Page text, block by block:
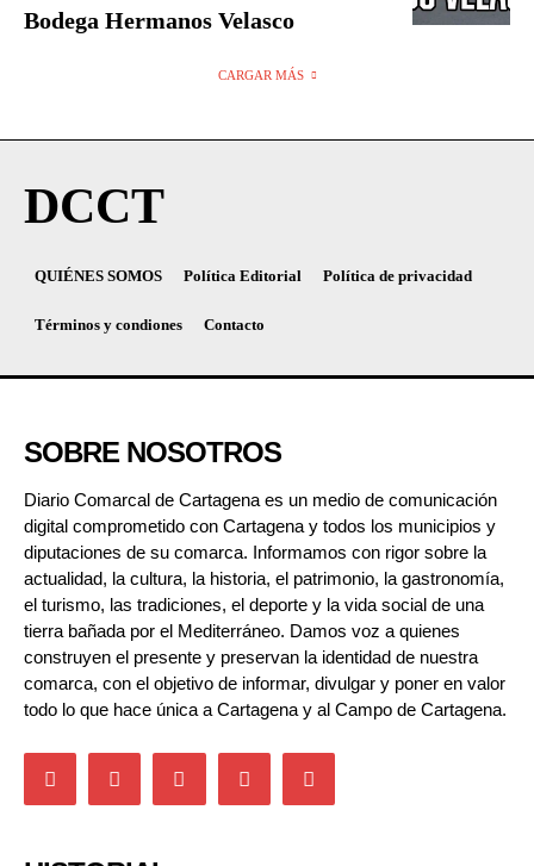
Bodega Hermanos Velasco
CARGAR MÁS
DCCT
QUIÉNES SOMOS Política Editorial Política de privacidad
Términos y condiones Contacto
SOBRE NOSOTROS
Diario Comarcal de Cartagena es un medio de comunicación
digital comprometido con Cartagena y todos los municipios y
diputaciones de su comarca. Informamos con rigor sobre la
actualidad, la cultura, la historia, el patrimonio, la gastronomía,
el turismo, las tradiciones, el deporte y la vida social de una
tierra bañada por el Mediterráneo. Damos voz a quienes
construyen el presente y preservan la identidad de nuestra
comarca, con el objetivo de informar, divulgar y poner en valor
todo lo que hace única a Cartagena y al Campo de Cartagena.